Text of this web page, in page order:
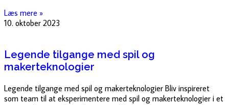
Læs mere »
10. oktober 2023
Legende tilgange med spil og
makerteknologier
Legende tilgange med spil og makerteknologier Bliv inspireret
som team til at eksperimentere med spil og makerteknologier i et